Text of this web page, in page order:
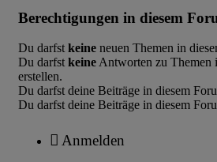
Berechtigungen in diesem
Du darfstkeine neuen Themen in
Du darfstkeineAntworten zu Themen
erstellen.
Du darfst deine Beiträge in diesem
Du darfst deine Beiträge in diesem
Anmelden